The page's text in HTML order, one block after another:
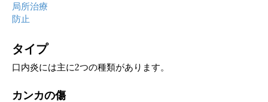
局所治療
防止
タイプ
口内炎には主に2つの種類があります。
カンカの傷